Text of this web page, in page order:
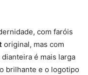
com faróis
original, mas com
é mais larga
brilhante e o logotipo